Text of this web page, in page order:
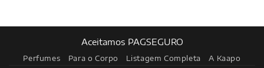
Aceitamos PAGSEGURO
Perfumes Para o Corpo Listagem Completa A Kaapo